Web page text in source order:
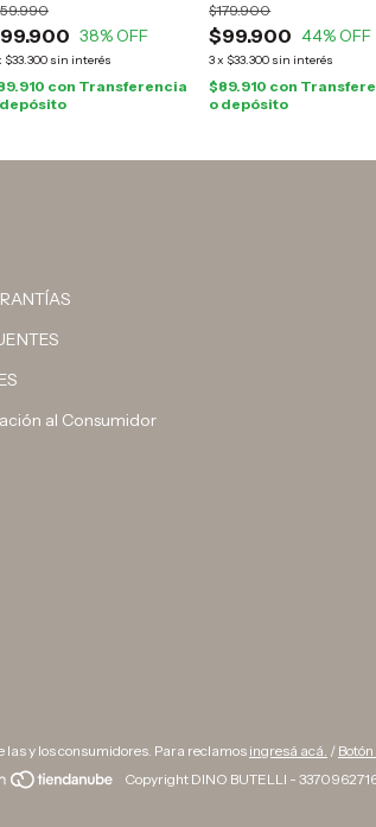
38% OFF
$33.300 sin interés
con Transferencia
$99.900
$179.900
44% OFF
3x $33.300 sin interés
$89.910 con
o depósito
al Consumidor
las y los consumidores. Para reclamos ingresá acá. /
Copyright DINO BUTELLI -